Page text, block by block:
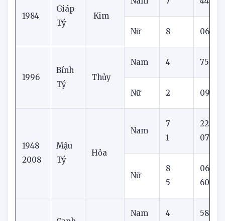
Giáp
Nam 7 44
Nữ 8 06
Bính
Nam 4 75
Nữ 2 09
1948
Mậu
7
1
22
07
8
5
06
60